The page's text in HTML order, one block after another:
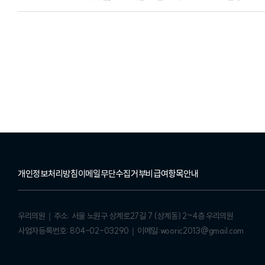
개인정보처리방침이메일무단수집거부비급여항목안내
우리의원 ｜ 주소: 서울 노원구 상계로27길 7 (상계동) 2~4층 우리의원
사업자등록번호: 804-02-03290
이메일:wooric2013@gmail.com